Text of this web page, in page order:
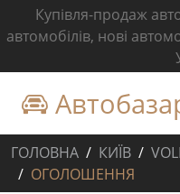
Купівля-продаж
автомобілів, нові
ГОЛОВНА КИЇВ
ОГОЛОШЕННЯ